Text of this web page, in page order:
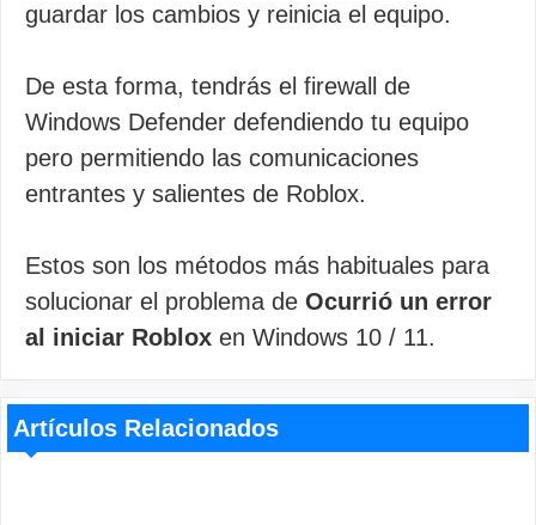
guardar los cambios y reinicia el equipo.
De esta forma, tendrás el firewall de
Windows Defender defendiendo tu equipo
pero permitiendo las comunicaciones
entrantes y salientes de Roblox.
Estos son los métodos más habituales para
solucionar el problema de Ocurrió un error
al iniciar Roblox en Windows 10 / 11.
Artículos Relacionados